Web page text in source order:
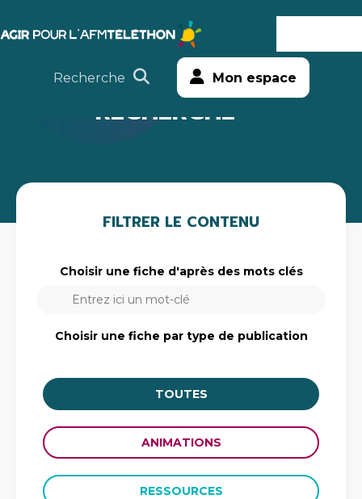
Aller
Agir
Recherche
Mon espace
RECHERCHE
FILTRER LE CONTENU
Choisir une fiche d'après des mots clés
Choisir une fiche d'après des mots clés
Choisir une fiche d'après des mots clés
Choisir une fiche par type de publication
TOUTES
ANIMATIONS
RESSOURCES